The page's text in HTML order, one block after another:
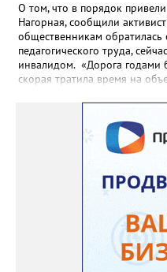
О том, что в порядок
Нагорная, сообщили
общественникам
педагогического труда,
инвалидом. «Дорога годами
скорая тратила время на
однажды реанимация не
Жители писали в
пытались ремонтировать
– рассказали в ОНФ.
они добились, чтобы
этого потребовалось